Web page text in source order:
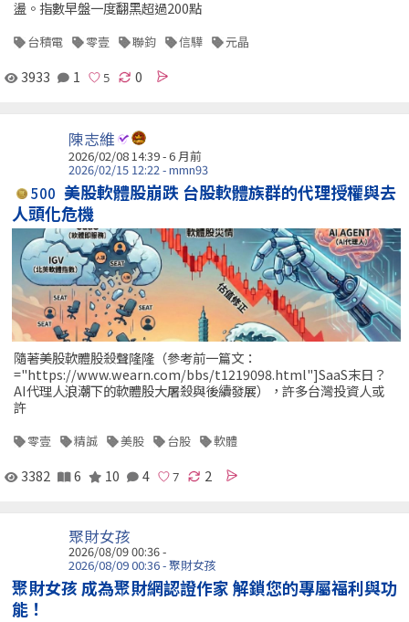
盪。指數早盤一度翻黑超過200點
台積電 零壹 聯鈞 信驊 元晶
3933 1 0
陳志維
2026/02/08 14:39 - 6 月前
2026/02/15 12:22 - mmn93
500 美股軟體股崩跌 台股軟體族群的代理授權與去
人頭化危機
隨著美股軟體股殺聲隆隆（參考前一篇文：
="https://www.wearn.com/bbs/t1219098.html"]SaaS末日？
AI代理人浪潮下的軟體股大屠殺與後續發展），許多台灣投資人或
許
零壹 精誠 美股 台股 軟體
3382 6 10 4 2
聚財女孩
2026/08/09 00:36 -
2026/08/09 00:36 - 聚財女孩
聚財女孩 成為聚財網認證作家 解鎖您的專屬福利與功
能！